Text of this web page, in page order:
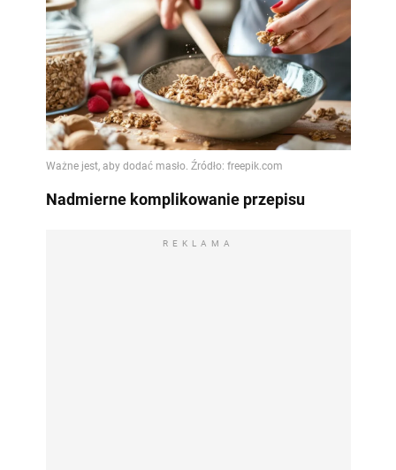
Nadmierne komplikowanie przepisu
REKLAMA